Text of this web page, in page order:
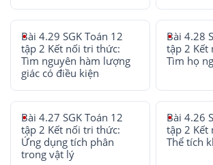
Bài 4.29 SGK Toán 12
tập 2 Kết nối tri thức:
Tìm nguyên hàm lượng
giác có điều kiện
Bài 4.28
tập 2 Kết
Tìm họ
Bài 4.27 SGK Toán 12
tập 2 Kết nối tri thức:
Ứng dụng tích phân
trong vật lý
Bài 4.26
tập 2 Kết
Thể tích